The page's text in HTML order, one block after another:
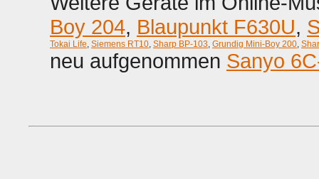
Boy 204, Blaupunkt F630U,
Tokai Life, Siemens RT10, Sharp BP-103, Grundig Mini-Boy 200,
neu aufgenommen Sanyo